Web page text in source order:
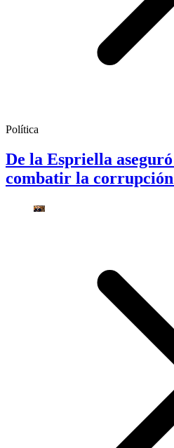
Política
De la Espriella
combatir la